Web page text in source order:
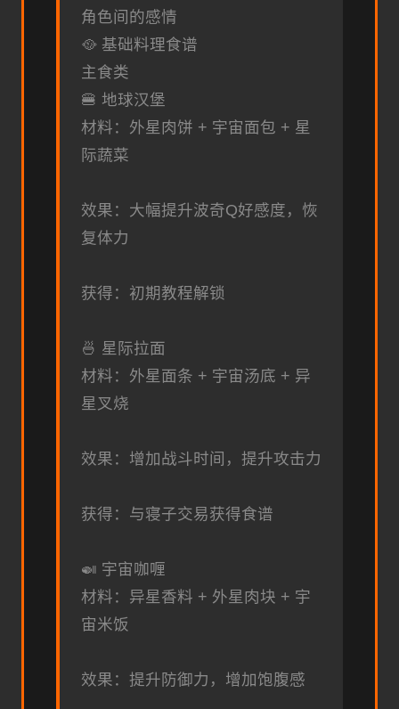
角色间的感情
🥘 基础料理食谱
主食类
🍔 地球汉堡
材料：外星肉饼 + 宇宙面包 + 星
际蔬菜
效果：大幅提升波奇Q好感度，恢
复体力
获得：初期教程解锁
🍜 星际拉面
材料：外星面条 + 宇宙汤底 + 异
星叉烧
效果：增加战斗时间，提升攻击力
获得：与寝子交易获得食谱
🍛 宇宙咖喱
材料：异星香料 + 外星肉块 + 宇
宙米饭
效果：提升防御力，增加饱腹感